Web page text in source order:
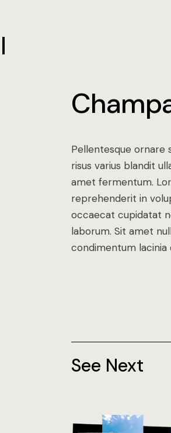
Pellentesque ornare
risus varius blandit
amet fermentum.
reprehenderit in
occaecat cupidatat
laborum. Sit amet
condimentum lacinia
See Next